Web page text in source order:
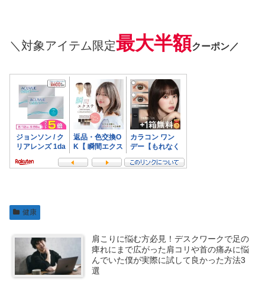
＼対象アイテム限定最大半額クーポン／
健康
肩こりに悩む方必見！デスクワークで足の
痺れにまで広がった肩コリや首の痛みに悩
んでいた僕が実際に試して良かった方法3
選